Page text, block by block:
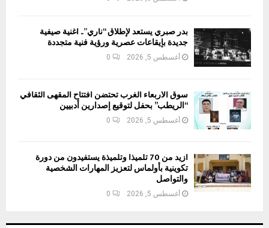
بدر صبري يستعد لإطلاق “ناري”.. أغنية صيفية
جديدة بإيقاعات عصرية ورؤية فنية متجددة
أغسطس 5, 2026 0
سوق الأربعاء الغرب تحتضن افتتاح المقهى الثقافي
“الريطب” بحفل لتوقيع إصدارين أدبيين
أغسطس 5, 2026 0
أزيد من 70 تلميذا وتلميذة يستفيدون من دورة
تكوينية بأولماس لتعزيز المهارات الشخصية
والتواصل
أغسطس 5, 2026 0